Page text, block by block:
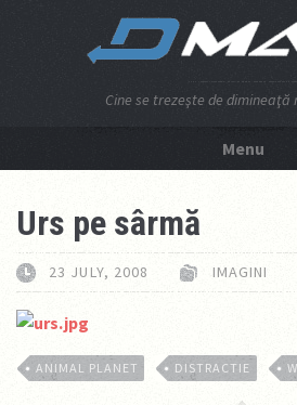
Cine se trezeşte de dimineaţă
Menu
Urs pe sârmă
23 JULY, 2008 IMAGINI
ANIMAL PLANET DISTRACTIE